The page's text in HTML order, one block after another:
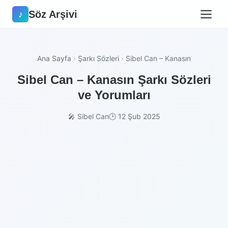
♪ Söz Arşivi
Ana Sayfa › Şarkı Sözleri › Sibel Can – Kanasın
Sibel Can – Kanasın Şarkı Sözleri
ve Yorumları
🎤 Sibel Can🕒 12 Şub 2025